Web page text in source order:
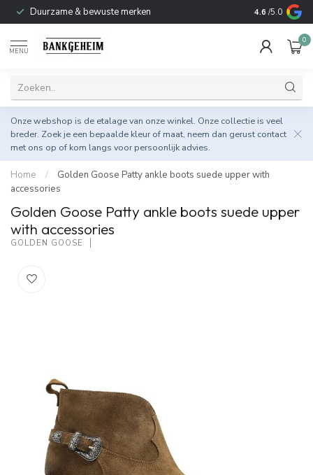
Duurzame & bewuste merken 4.6 /5.0
MENU
0
Onze webshop is de etalage van onze winkel. Onze collectie is veel
breder. Zoek je een bepaalde kleur of maat, neem dan gerust contact
met ons op of kom langs voor persoonlijk advies.
Home /
Golden Goose Patty ankle boots suede upper with
accessories
Golden Goose Patty ankle boots suede upper
with accessories
GOLDEN GOOSE